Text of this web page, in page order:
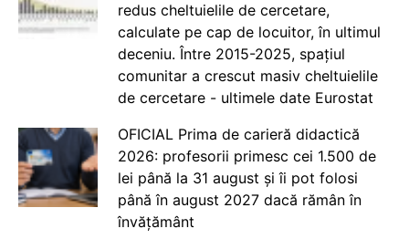
redus cheltuielile de cercetare,
calculate pe cap de locuitor, în ultimul
deceniu. Între 2015-2025, spațiul
comunitar a crescut masiv cheltuielile
de cercetare - ultimele date Eurostat
OFICIAL Prima de carieră didactică
2026: profesorii primesc cei 1.500 de
lei până la 31 august și îi pot folosi
până în august 2027 dacă rămân în
învățământ